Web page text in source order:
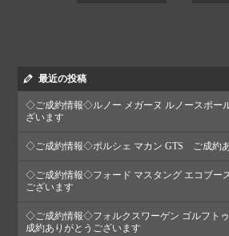
最近の投稿
◇ご成約情報◇ルノー メガーヌ ルノースポー
ざいます
◇ご成約情報◇ポルシェ マカン GTS ご成約
◇ご成約情報◇フォード マスタング エコブー
ございます
◇ご成約情報◇フォルクスワーゲン ゴルフト
成約ありがとうございます